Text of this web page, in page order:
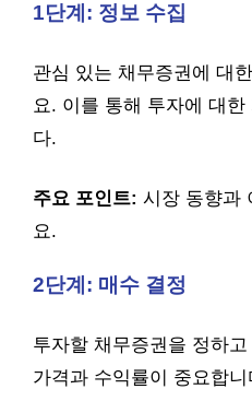
1단계: 정보 수집
관심 있는 채무증권에 대
요. 이를 통해 투자에 대
다.
주요 포인트: 시장 동향과
요.
2단계: 매수 결정
투자할 채무증권을 정하
가격과 수익률이 중요합니